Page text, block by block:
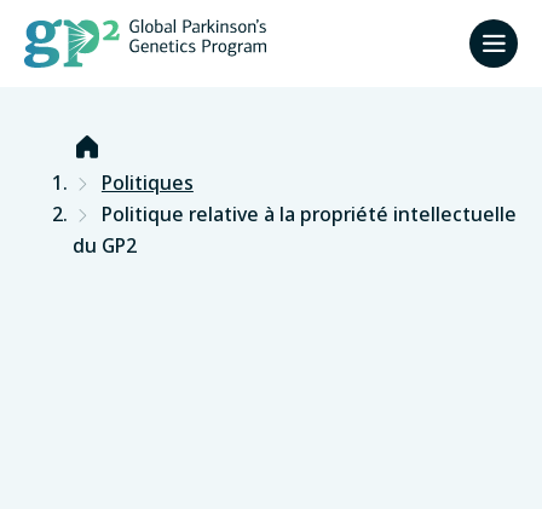
Accueil
Politiques
Politique relative à la propriété intellectuelle
du GP2